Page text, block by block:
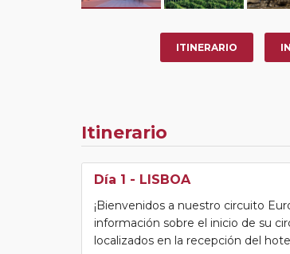
ITINERARIO
Itinerario
Día 1 - LISBOA
¡Bienvenidos a nuestro circuito
información sobre el inicio de su
localizados en la recepción del